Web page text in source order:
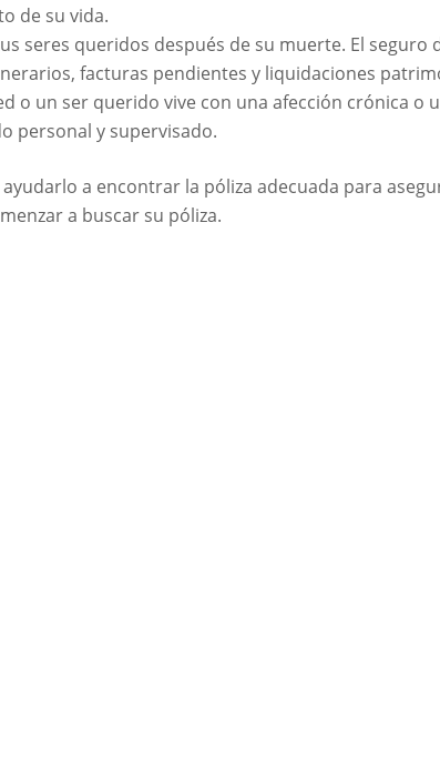
de su vida.
seres queridos después de su muerte. El
facturas pendientes y liquidaciones
o un ser querido vive con una afección crónica
personal y supervisado.
a encontrar la póliza adecuada para
a buscar su póliza.